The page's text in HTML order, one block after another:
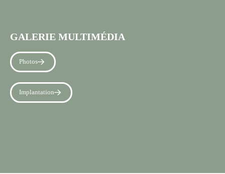
GALERIE MULTIMÉDIA
Photos
Implantation